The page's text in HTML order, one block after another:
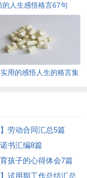
的人生感悟格言67句
用的感悟人生的格言集
】劳动合同汇总5篇
书汇编8篇
孩子的心得体会7篇
】试用期工作总结汇总